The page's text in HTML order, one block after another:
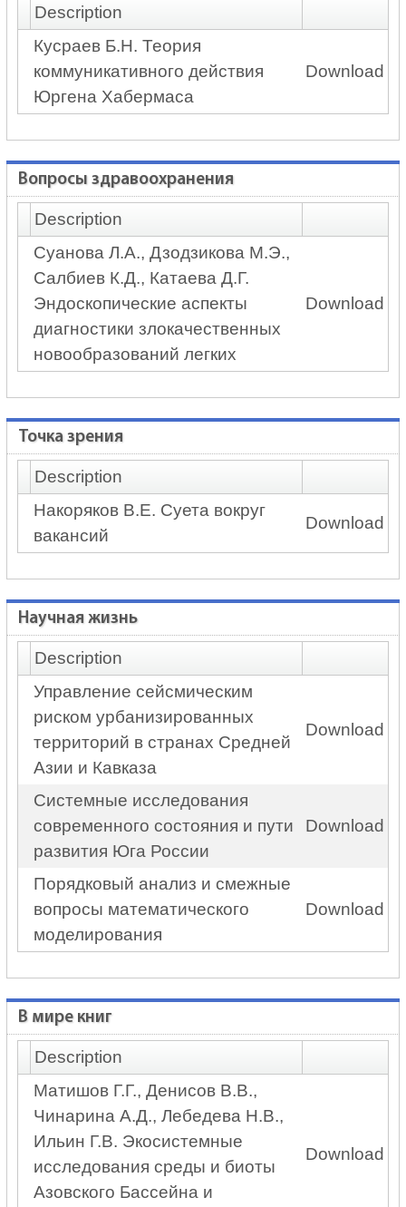
Description
Кусраев Б.Н. Теория
коммуникативного действия
Юргена Хабермаса
Download
Вопросы здравоохранения
Description
Суанова Л.А., Дзодзикова М.Э.,
Салбиев К.Д., Катаева Д.Г.
Эндоскопические аспекты
диагностики злокачественных
новообразований легких
Download
Точка зрения
Description
Накоряков В.Е. Суета вокруг
вакансий
Download
Научная жизнь
Description
Управление сейсмическим
риском урбанизированных
территорий в странах Средней
Азии и Кавказа
Download
Системные исследования
современного состояния и пути
развития Юга России
Download
Порядковый анализ и смежные
вопросы математического
моделирования
Download
В мире книг
Description
Матишов Г.Г., Денисов В.В.,
Чинарина А.Д., Лебедева Н.В.,
Ильин Г.В. Экосистемные
исследования среды и биоты
Азовского Бассейна и
Download